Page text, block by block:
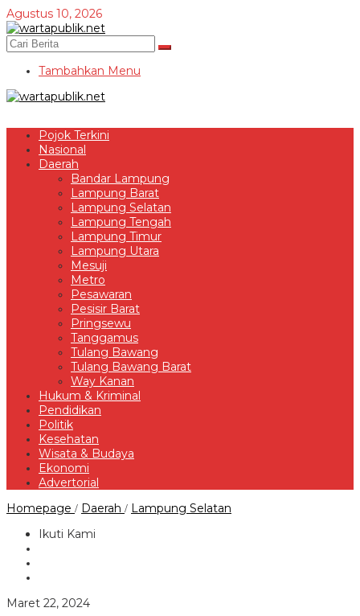
Lewati
ke
konten
Agustus 10, 2026
Tambahkan Menu
Pojok Terkini
Nasional
Daerah
Bandar Lampung
Lampung Barat
Lampung Selatan
Lampung Tengah
Lampung Timur
Lampung Utara
Mesuji
Metro
Pesawaran
Pesisir Barat
Pringsewu
Tanggamus
Tulang Bawang
Tulang Bawang Barat
Way Kanan
Hukum & Kriminal
Pendidikan
Politik
Kesehatan
Wisata & Budaya
Ekonomi
Advertorial
Homepage / Daerah / Lampung Selatan
Ikuti Kami
Maret 22, 2024oleh